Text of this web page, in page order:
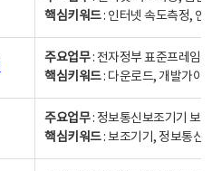
핵심키워드: 인터넷 속도측정, 인
주요업무: 전자정부 표준프레임
핵심키워드: 다운로드, 개발가이
주요업무: 정보통신보조기기 보
핵심키워드: 보조기기, 정보통신